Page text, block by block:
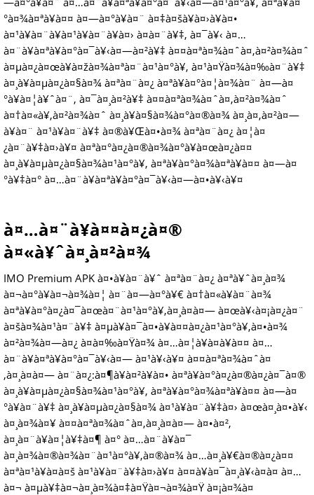
°à¤¾à¤ªà¥à¤¤ à¤—à¤°à¥à¤¨ à¤‡à¤šà¥à¤›à¥à¤•
à¤¹à¥à¤¨à¥à¤¹à¥à¤¨à¥à¤› à¤­à¤¨à¥‡, à¤¯à¥‹ à¤…
à¤¨à¥à¤ªà¥à¤°à¤¯à¥‹à¤—à¤²à¥‡ à¤¤à¤ªà¤¾à¤ˆà¤‚à¤²à¤¾à¤ˆ
à¤µà¤¿à¤œà¥à¤žà¤¾à¤ªà¤¨à¤¹à¤°à¥‚ à¤¹à¤Ÿà¤¾à¤‰à¤¨à¥‡
à¤¸à¥à¤µà¤¿à¤§à¤¾ à¤ªà¤¨à¤¿ à¤ªà¥à¤°à¤¦à¤¾à¤¨ à¤—à¤
°à¥à¤¦à¥ˆà¤¨, à¤¯à¤¸à¤²à¥‡ à¤¤à¤ªà¤¾à¤ˆà¤‚à¤²à¤¾à¤ˆ
à¤†à¤«à¥‚à¤²à¤¾à¤ˆ à¤¸à¥à¤§à¤¾à¤°à¤®à¤¾ à¤¸à¤‚à¤²à¤—
à¥à¤¨ à¤¹à¥à¤¨à¥‡ à¤®à¥Œà¤•à¤¾ à¤ªà¤¨à¤¿ à¤¦à¤
¿à¤¨à¥‡à¤›à¥¤ à¤ªà¤°à¤¿à¤®à¤¾à¤°à¥à¤œà¤¿à¤¤
à¤¸à¥à¤µà¤¿à¤§à¤¾à¤¹à¤°à¥‚ à¤ªà¥à¤°à¤¾à¤ªà¥à¤¤ à¤—à¤
°à¥‡à¤° à¤…à¤¨à¥à¤ªà¥à¤°à¤¯à¥‹à¤—à¤•à¥‹à¥¤
à¤…à¤¨à¥à¤¤à¤¿à¤®
à¤«à¥ˆà¤¸à¤²à¤¾
IMO Premium APK à¤•à¥à¤¨à¥ˆ à¤ªà¤¨à¤¿ à¤ªà¥ˆà¤¸à¤¾
à¤¬à¤°à¥à¤¬à¤¾à¤¦ à¤¨à¤—à¤°à¥€ à¤†à¤«à¥à¤¨à¤¾
à¤ªà¥à¤°à¤¿à¤¯à¤œà¤¨à¤¹à¤°à¥‚à¤¸à¤à¤— à¤œà¥‹à¤¡à¤¿à¤¨
à¤šà¤¾à¤¹à¤¨à¥‡ à¤µà¥à¤¯à¤•à¥à¤¤à¤¿à¤¹à¤°à¥‚à¤•à¤¾
à¤²à¤¾à¤—à¤¿ à¤à¤‰à¤Ÿà¤¾ à¤…à¤¦à¥à¤­à¥à¤¤ à¤…
à¤¨à¥à¤ªà¥à¤°à¤¯à¥‹à¤— à¤¹à¥‹à¥¤ à¤¤à¤ªà¤¾à¤ˆà¤
‚à¤¸à¤à¤— à¤¨à¤¿:à¤¶à¥à¤²à¥à¤• à¤ªà¥à¤°à¤¿à¤®à¤¿à¤¯à¤®
à¤¸à¥à¤µà¤¿à¤§à¤¾à¤¹à¤°à¥‚ à¤ªà¥à¤°à¤¾à¤ªà¥à¤¤ à¤—à¤
°à¥à¤¨à¥‡ à¤¸à¥à¤µà¤¿à¤§à¤¾ à¤¹à¥à¤¨à¥‡à¤› à¤œà¤¸à¤•à¥‹
à¤¸à¤¾à¤¥ à¤¤à¤ªà¤¾à¤ˆà¤‚à¤¸à¤à¤— à¤•à¤²,
à¤¸à¤¨à¥à¤¦à¥‡à¤¶ à¤° à¤…à¤¨à¥à¤¯
à¤¸à¤¾à¤®à¤¾à¤¨à¤¹à¤°à¥‚à¤®à¤¾ à¤…à¤¸à¥€à¤®à¤¿à¤¤
à¤ªà¤¹à¥à¤à¤š à¤¹à¥à¤¨à¥‡à¤›à¥¤ à¤¤à¥à¤¯à¤¸à¥‹à¤­à¤ à¤…
à¤¬ à¤µà¥‡à¤¬à¤¸à¤¾à¤‡à¤Ÿà¤¬à¤¾à¤Ÿ à¤¡à¤¾à¤